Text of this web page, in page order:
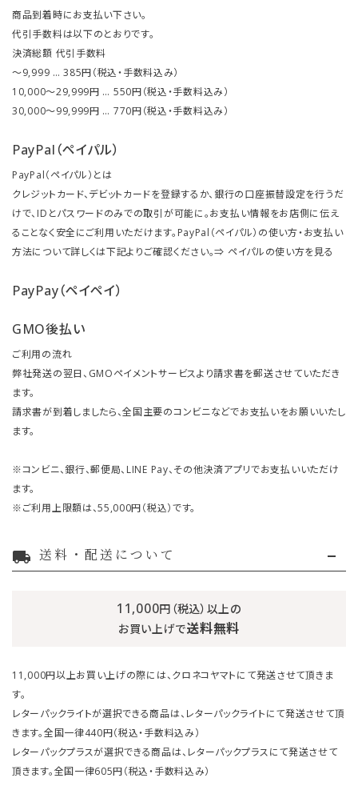
商品到着時にお支払い下さい。
代引手数料は以下のとおりです。
決済総額 代引手数料
～9,999 … 385円（税込・手数料込み）
10,000～29,999円 … 550円（税込・手数料込み）
30,000～99,999円 … 770円（税込・手数料込み）
PayPal（ペイパル）
PayPal（ペイパル）とは
クレジットカード、デビットカードを登録するか、銀行の口座振替設定を行うだ
けで、IDとパスワードのみでの取引が可能に。お支払い情報をお店側に伝え
ることなく安全にご利用いただけます。PayPal（ペイパル）の使い方・お支払い
方法について詳しくは下記よりご確認ください。⇒ ペイパルの使い方を見る
PayPay（ペイペイ）
GMO後払い
ご利用の流れ
弊社発送の翌日、GMOペイメントサービスより請求書を郵送させていただき
ます。
請求書が到着しましたら、全国主要のコンビニなどでお支払いをお願いいたし
ます。
※コンビニ、銀行、郵便局、LINE Pay、その他決済アプリでお支払いいただけ
ます。
※ご利用上限額は、55,000円（税込）です。
local_shipping 送料・配送について
11,000円（税込）以上の
お買い上げで送料無料
11,000円以上お買い上げの際には、クロネコヤマトにて発送させて頂きま
す。
レターパックライトが選択できる商品は、レターパックライトにて発送させて頂
きます。全国一律440円（税込・手数料込み）
レターパックプラスが選択できる商品は、レターパックプラスにて発送させて
頂きます。全国一律605円（税込・手数料込み）